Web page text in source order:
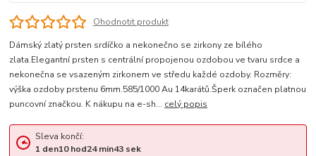
Ohodnotit produkt
Dámský zlatý prsten srdíčko a nekonečno se zirkony ze bílého
zlata.Elegantní prsten s centrální propojenou ozdobou ve tvaru srdce a
nekonečna se vsazeným zirkonem ve středu každé ozdoby. Rozměry:
výška ozdoby prstenu 6mm.585/1000 Au 14karátů.Šperk označen platnou
puncovní značkou. K nákupu na e-sh... celý popis
Sleva končí:
1 den10hod24min42sek